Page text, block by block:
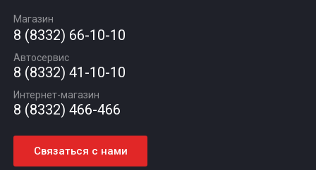
Автомасла
Шиномонтаж
Гарантии и возврат
Вакансии
Новости
Статьи
Контакты
Магазин
8 (8332) 66-10-10
Автосервис
8 (8332) 41-10-10
Интернет-магазин
8 (8332) 466-466
Связаться с нами